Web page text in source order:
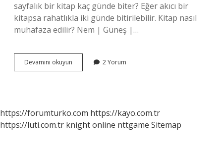
sayfalık bir kitap kaç günde biter? Eğer akıcı bir
kitapsa rahatlıkla iki günde bitirilebilir. Kitap nasıl
muhafaza edilir? Nem | Güneş |…
Devamını okuyun
Kitabın
2 Yorum
https://forumturko.com https://kayo.com.tr
https://luti.com.tr knight online nttgame Sitemap